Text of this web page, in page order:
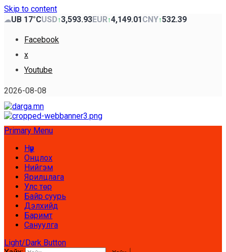
Skip to content
☁UB 17°CUSD↑3,593.93EUR↑4,149.01CNY↑532.39
Facebook
x
Youtube
2026-08-08
Primary Menu
Нүүр
Онцлох
Нийгэм
Ярилцлага
Улс төр
Байр суурь
Дэлхийд
Баримт
Сануулга
Light/Dark Button